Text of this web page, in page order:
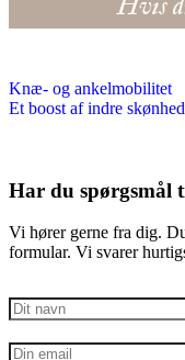
Knæ- og ankelmobilitet
Et boost af indre skønhed
Har du spørgsmål
Vi hører gerne fra dig.
formular. Vi svarer